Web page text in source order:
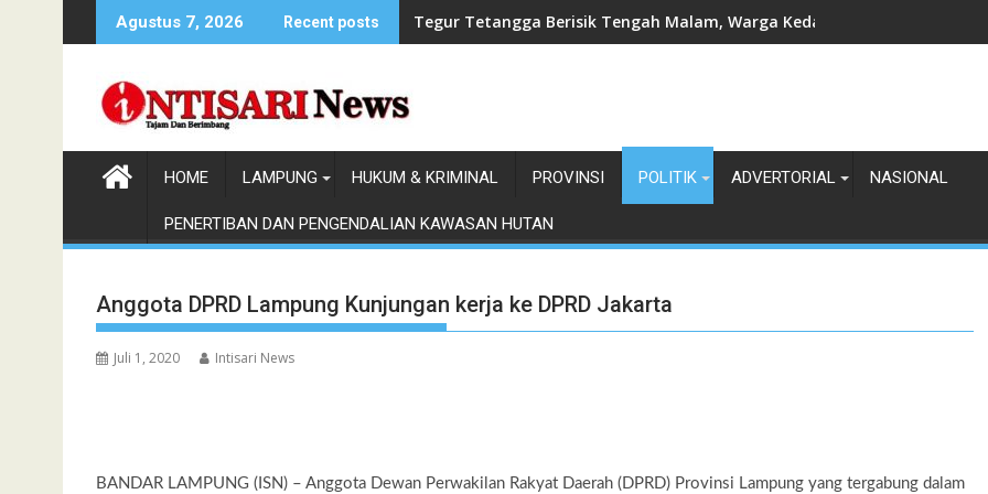
to
Agustus 7, 2026 Recent posts Tegur Tetangga Berisik Tengah Malam, Warga Kedamaian Klaim Diteror
HOME LAMPUNG HUKUM & KRIMINAL PROVINSI POLITIK ADVERTORIAL NASIONAL
PENERTIBAN DAN PENGENDALIAN KAWASAN HUTAN
Anggota DPRD Lampung Kunjungan kerja ke DPRD Jakarta
Juli 1, 2020 Intisari News
BANDAR LAMPUNG (ISN) – Anggota Dewan Perwakilan Rakyat Daerah (DPRD) Provinsi Lampung yang tergabung dalam